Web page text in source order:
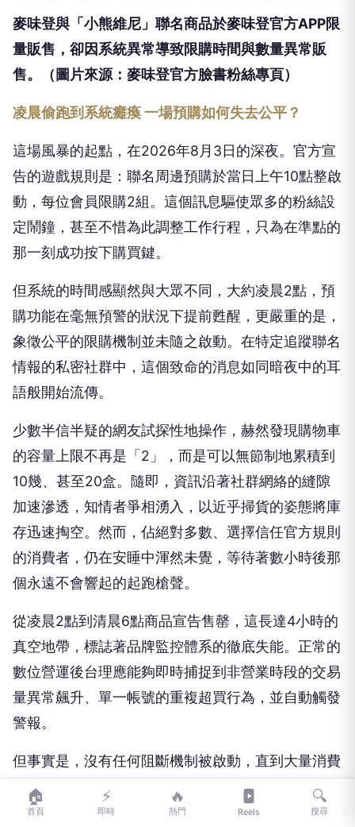
麥味登與「小熊維尼」聯名商品於麥味登官方APP限
量販售，卻因系統異常導致限購時間與數量異常販
售。（圖片來源：麥味登官方臉書粉絲專頁）
凌晨偷跑到系統癱瘓 一場預購如何失去公平？
這場風暴的起點，在2026年8月3日的深夜。官方宣
告的遊戲規則是：聯名周邊預購於當日上午10點整啟
動，每位會員限購2組。這個訊息驅使眾多的粉絲設
定鬧鐘，甚至不惜為此調整工作行程，只為在準點的
那一刻成功按下購買鍵。
但系統的時間感顯然與大眾不同，大約凌晨2點，預
購功能在毫無預警的狀況下提前甦醒，更嚴重的是，
象徵公平的限購機制並未隨之啟動。在特定追蹤聯名
情報的私密社群中，這個致命的消息如同暗夜中的耳
語般開始流傳。
少數半信半疑的網友試探性地操作，赫然發現購物車
的容量上限不再是「2」，而是可以無節制地累積到
10幾、甚至20盒。隨即，資訊沿著社群網絡的縫隙
加速滲透，知情者爭相湧入，以近乎掃貨的姿態將庫
存迅速掏空。然而，佔絕對多數、選擇信任官方規則
的消費者，仍在安睡中渾然未覺，等待著數小時後那
個永遠不會響起的起跑槍聲。
從凌晨2點到清晨6點商品宣告售罄，這長達4小時的
真空地帶，標誌著品牌監控體系的徹底失能。正常的
數位營運後台理應能夠即時捕捉到非營業時段的交易
量異常飆升、單一帳號的重複超買行為，並自動觸發
警報。
但事實是，沒有任何阻斷機制被啟動，直到大量消費
者在上午10點準時登入、眼前跳出「已售罄」的冰冷
字樣時，危機才真正暴露在陽光下。
🏠
首頁
⚡
即時
🔥
熱門 Reels
🔍
搜尋